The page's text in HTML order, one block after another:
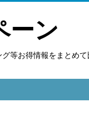
ーン
等お得情報をまとめて